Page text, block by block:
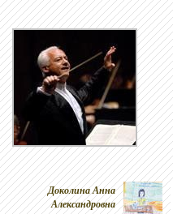
Доколина Анна
Александровна